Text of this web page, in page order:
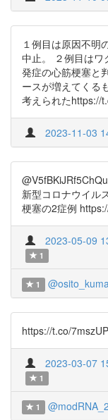
１例目は原因不明
中止。 ２例目はワ
発症の心筋梗塞と
ースが増えてくる
考えられたhttps://
2023-11-03
新型コロナウイル
梗塞の2症例
2023-05-09
1
1
https://t.co/
2023-03-07
1
1 @modRNA_2